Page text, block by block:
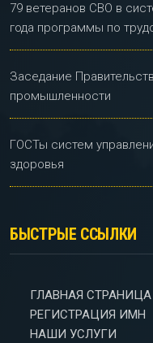
79 ветеранов СВО в
года программы по
Заседание
промышленности
ГОСТы систем
здоровья
БЫСТРЫЕ ССЫЛКИ
ГЛАВНАЯ СТРАНИЦА
РЕГИСТРАЦИЯ ИМН
НАШИ УСЛУГИ